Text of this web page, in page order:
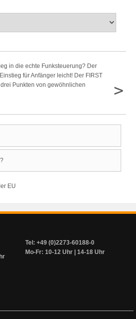
in die echte Funksteuerung? Der
für Anfänger leicht! Der FIRST
Punkten von gewöhnlichen
>
EU
Tel: +49 (0)2273-60188-0
Mo-Fr: 10-12 Uhr | 14-18 Uhr